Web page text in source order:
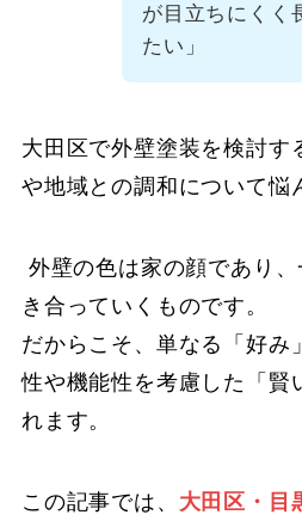
が目立ちにくく
たい」
大田区で外壁塗装を検討す
や地域との調和について悩
外壁の色は家の顔であり
き合っていくものです。
だからこそ、単なる「好み
性や機能性を考慮した「賢
れます。
この記事では、 大田区・目